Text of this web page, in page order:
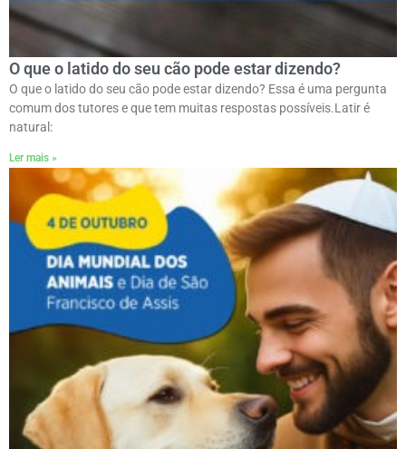
O que o latido do seu cão pode estar dizendo?
O que o latido do seu cão pode estar dizendo? Essa é uma pergunta
comum dos tutores e que tem muitas respostas possíveis.ㅤLatir é
natural:
Ler mais »